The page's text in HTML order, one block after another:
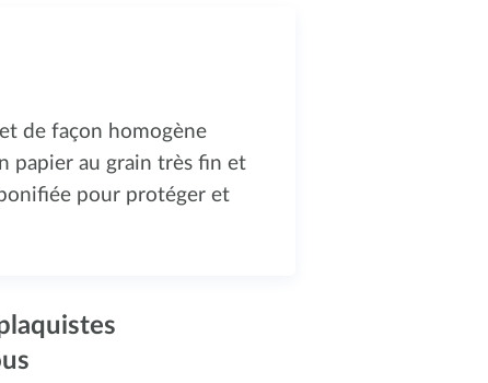
de façon homogène
papier au grain très fin et
pour protéger et